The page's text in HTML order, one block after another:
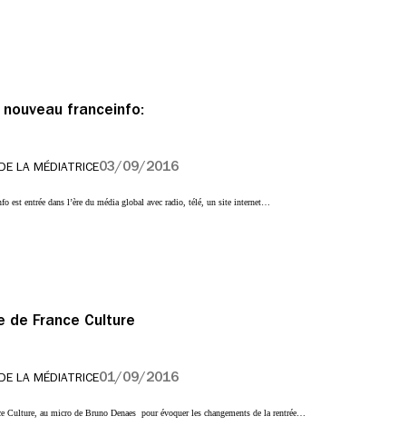
franceinfo:
LA MÉDIATRICE03/09/2016
est entrée dans l’ère du média global avec radio, télé, un site internet…
de France Culture
LA MÉDIATRICE01/09/2016
Culture, au micro de Bruno Denaes pour évoquer les changements de la rentrée…